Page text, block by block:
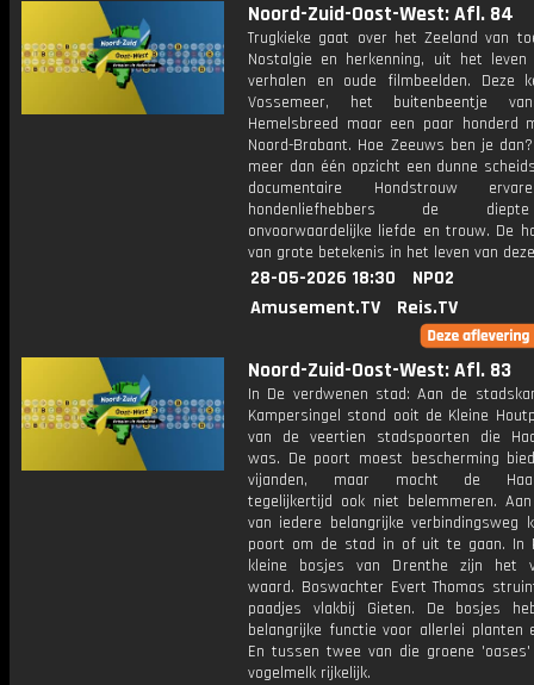
Noord-Zuid-Oost-West: Afl. 84
Trugkieke gaat over het Zeeland van
Nostalgie en herkenning, uit het leven
verhalen en oude filmbeelden. Deze
Vossemeer, het buitenbeentje
Hemelsbreed maar een paar honderd
Noord-Brabant. Hoe Zeeuws ben je
meer dan één opzicht een dunne
documentaire Hondstrouw
hondenliefhebbers de
onvoorwaardelijke liefde en trouw. De
van grote betekenis in het leven van
28-05-2026 18:30
NPO2
Amusement.TV
Reis.TV
Noord-Zuid-Oost-West: Afl. 83
In De verdwenen stad: Aan de
Kampersingel stond ooit de Kleine
van de veertien stadspoorten die
was. De poort moest bescherming
vijanden, maar mocht de
tegelijkertijd ook niet belemmeren.
van iedere belangrijke verbindingsweg
poort om de stad in of uit te gaan. In
kleine bosjes van Drenthe zijn het
waard. Boswachter Evert Thomas
paadjes vlakbij Gieten. De bosjes
belangrijke functie voor allerlei planten
En tussen twee van die groene
vogelmelk rijkelijk.